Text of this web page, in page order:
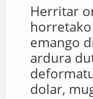
Herritar
emango
ardura
dolar,